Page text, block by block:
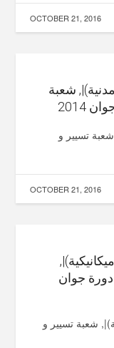
OCTOBER 21, 2016
شعبة
2014
شعبة تسيير و
OCTOBER 21, 2016
جوان
شعبة تسيير و